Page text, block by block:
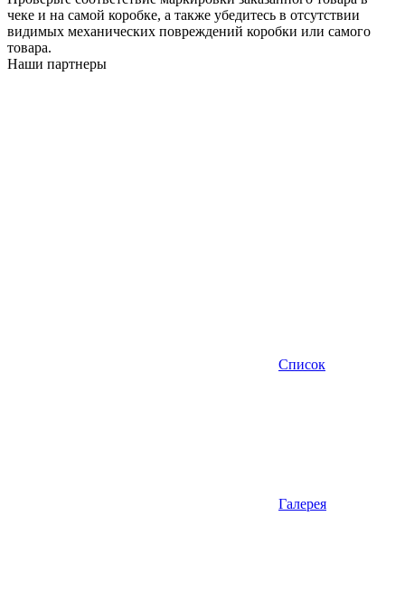
чеке и на самой коробке, а также убедитесь в отсутствии
видимых механических повреждений коробки или самого
товара.
Наши партнеры
Список
Галерея